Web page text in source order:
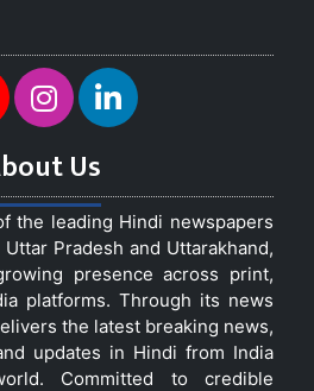
Us
the leading Hindi newspapers
Pradesh and Uttarakhand,
presence across print,
platforms. Through its news
the latest breaking news,
updates in Hindi from India
Committed to credible